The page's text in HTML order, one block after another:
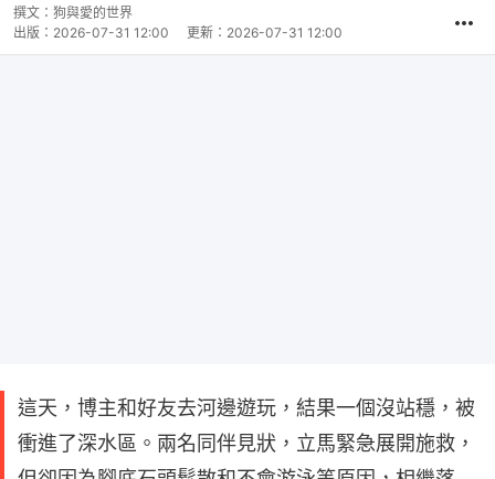
撰文： 狗與愛的世界
出版： 2026-07-31 12:00 更新： 2026-07-31 12:00
這天，博主和好友去河邊遊玩，結果一個沒站穩，被
衝進了深水區。兩名同伴見狀，立馬緊急展開施救，